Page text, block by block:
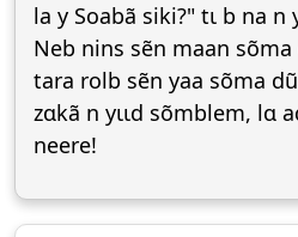
la y Soabã siki?" tɩ b na n
Neb nins sẽn maan
tara rolb sẽn yaa sõma
zɑkã n yɩɩd sõmblem, lɑ
neere!